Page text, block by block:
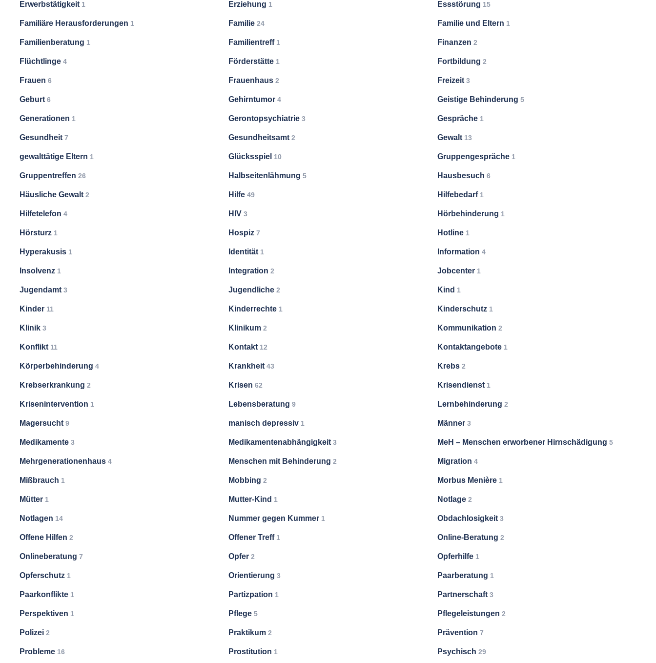
Erwerbstätigkeit 1 Erziehung 1 Essstörung 15
Familiäre Herausforderungen 1 Familie 24 Familie und Eltern 1
Familienberatung 1 Familientreff 1 Finanzen 2
Flüchtlinge 4 Förderstätte 1 Fortbildung 2
Frauen 6 Frauenhaus 2 Freizeit 3
Geburt 6 Gehirntumor 4 Geistige Behinderung 5
Generationen 1 Gerontopsychiatrie 3 Gespräche 1
Gesundheit 7 Gesundheitsamt 2 Gewalt 13
gewalttätige Eltern 1 Glücksspiel 10 Gruppengespräche 1
Gruppentreffen 26 Halbseitenlähmung 5 Hausbesuch 6
Häusliche Gewalt 2 Hilfe 49 Hilfebedarf 1
Hilfetelefon 4 HIV 3 Hörbehinderung 1
Hörsturz 1 Hospiz 7 Hotline 1
Hyperakusis 1 Identität 1 Information 4
Insolvenz 1 Integration 2 Jobcenter 1
Jugendamt 3 Jugendliche 2 Kind 1
Kinder 11 Kinderrechte 1 Kinderschutz 1
Klinik 3 Klinikum 2 Kommunikation 2
Konflikt 11 Kontakt 12 Kontaktangebote 1
Körperbehinderung 4 Krankheit 43 Krebs 2
Krebserkrankung 2 Krisen 62 Krisendienst 1
Krisenintervention 1 Lebensberatung 9 Lernbehinderung 2
Magersucht 9 manisch depressiv 1 Männer 3
Medikamente 3 Medikamentenabhängigkeit 3 MeH – Menschen erworbener Hirnschädigung 5
Mehrgenerationenhaus 4 Menschen mit Behinderung 2 Migration 4
Mißbrauch 1 Mobbing 2 Morbus Menière 1
Mütter 1 Mutter-Kind 1 Notlage 2
Notlagen 14 Nummer gegen Kummer 1 Obdachlosigkeit 3
Offene Hilfen 2 Offener Treff 1 Online-Beratung 2
Onlineberatung 7 Opfer 2 Opferhilfe 1
Opferschutz 1 Orientierung 3 Paarberatung 1
Paarkonflikte 1 Partizpation 1 Partnerschaft 3
Perspektiven 1 Pflege 5 Pflegeleistungen 2
Polizei 2 Praktikum 2 Prävention 7
Probleme 16 Prostitution 1 Psychisch 29